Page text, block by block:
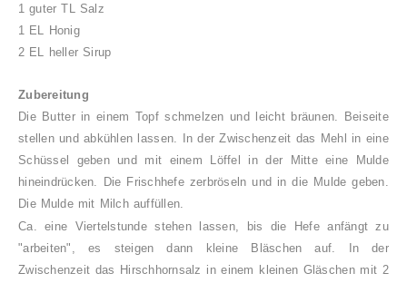
1 guter TL Salz
1 EL Honig
2 EL heller Sirup
Zubereitung
Die Butter in einem Topf schmelzen und leicht bräunen. Beiseite
stellen und abkühlen lassen. In der Zwischenzeit das Mehl in eine
Schüssel geben und mit einem Löffel in der Mitte eine Mulde
hineindrücken. Die Frischhefe zerbröseln und in die Mulde geben.
Die Mulde mit Milch auffüllen
Ca. eine Viertelstunde stehen lassen, bis die Hefe anfängt zu
"arbeiten", es steigen dann kleine Bläschen auf. In der
Zwischenzeit das Hirschhornsalz in einem kleinen Gläschen mit 2